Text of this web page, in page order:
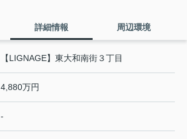
詳細情報 周辺環境
【LIGNAGE】東大和南街３丁目
4,880万円
-